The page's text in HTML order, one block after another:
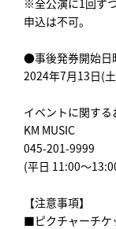
申込は不可。
●事後発券開始
2024年7月13日(
イベントに関する
KM MUSIC
045-201-9999
(平日 11:00～
【注意事項】
■ピクチャーチケ